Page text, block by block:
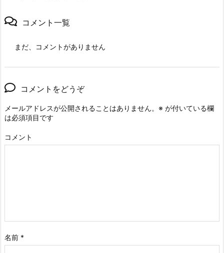
コメント一覧
まだ、コメントがありません
コメントをどうぞ
メールアドレスが公開されることはありません。 ※ が付いている欄
は必須項目です
コメント
名前 *